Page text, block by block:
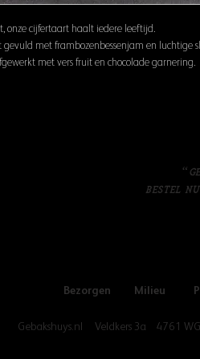
onze cijfertaart haalt iedere leeftijd.
gevuld met frambozenbessenjam en luchtige
met vers fruit en chocolade garnering.
bestel
Bezorgen Milieu
Gebakshuys.nl Veldkers 3a 4761 W